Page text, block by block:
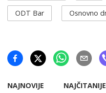
ODT Bar Osnovno
NAJNOVIJE NAJČITANIJE